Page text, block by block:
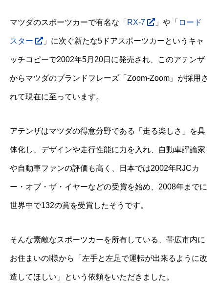
マツダのスポーツカーで有名な「 RX-7 」や「 ロード
スター 」に次ぐ新たな5ドアスポーツカーというキャ
ッチコピーで2002年5月20日に発売され、このアテンザ
からマツダのブランドフレーズ「Zoom-Zoom」が採用さ
れて現在に至っています。
アテンザはマツダの得意分野である「走る楽しさ」を具
体化し、デザインや走行性能に力を入れ、自動車評論家
や自動車ファンの評価も高く、日本では2002年RJCカ
ー・オブ・ザ・イヤーなどの受賞を始め、2008年までに
世界中で132の賞を受賞したそうです。
そんな素敵なスポーツカーを所有している、帯広市内に
お住まいのI様から「左手と左足で運転が出来るように改
造してほしい」という依頼をいただきました。